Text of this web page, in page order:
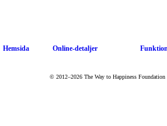
Hemsida Online-detaljer
© 2012–2026 The Way to Happiness